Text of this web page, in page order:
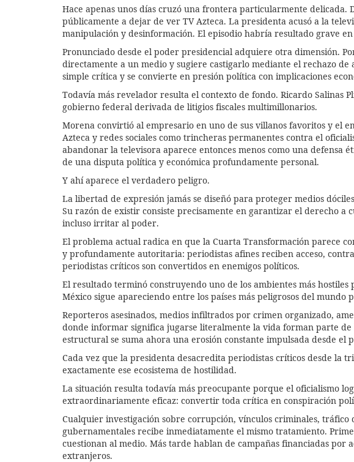
Hace apenas unos días cruzó una frontera particularmente delicada.
públicamente a dejar de ver TV Azteca. La presidenta acusó a la
manipulación y desinformación. El episodio habría resultado grave
Pronunciado desde el poder presidencial adquiere otra dimensión.
directamente a un medio y sugiere castigarlo mediante el rechazo de
simple crítica y se convierte en presión política con implicaciones
Todavía más revelador resulta el contexto de fondo. Ricardo Salinas
gobierno federal derivada de litigios fiscales multimillonarios.
Morena convirtió al empresario en uno de sus villanos favoritos y el
Azteca y redes sociales como trincheras permanentes contra el
abandonar la televisora aparece entonces menos como una defensa
de una disputa política y económica profundamente personal.
Y ahí aparece el verdadero peligro.
La libertad de expresión jamás se diseñó para proteger medios
Su razón de existir consiste precisamente en garantizar el derecho a
incluso irritar al poder.
El problema actual radica en que la Cuarta Transformación parece
y profundamente autoritaria: periodistas afines reciben acceso,
periodistas críticos son convertidos en enemigos políticos.
El resultado terminó construyendo uno de los ambientes más
México sigue apareciendo entre los países más peligrosos del mundo
Reporteros asesinados, medios infiltrados por crimen organizado,
donde informar significa jugarse literalmente la vida forman parte
estructural se suma ahora una erosión constante impulsada desde el
Cada vez que la presidenta desacredita periodistas críticos desde la
exactamente ese ecosistema de hostilidad.
La situación resulta todavía más preocupante porque el oficialismo
extraordinariamente eficaz: convertir toda crítica en conspiración
Cualquier investigación sobre corrupción, vínculos criminales,
gubernamentales recibe inmediatamente el mismo tratamiento.
cuestionan al medio. Más tarde hablan de campañas financiadas por
extranjeros.